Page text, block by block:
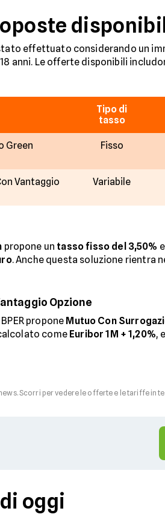
effettuato considerando un
anni. Le offerte disponibili
Tipo di
tasso
Green Fisso
Vantaggio
Variabile
propone un tasso fisso del 3,50%
. Anche questa soluzione rientra
Opzione
propone Mutuo Con
come Euribor 1M + 1,20%,
Scorri per vedere le offerte e le tariffe in
oggi